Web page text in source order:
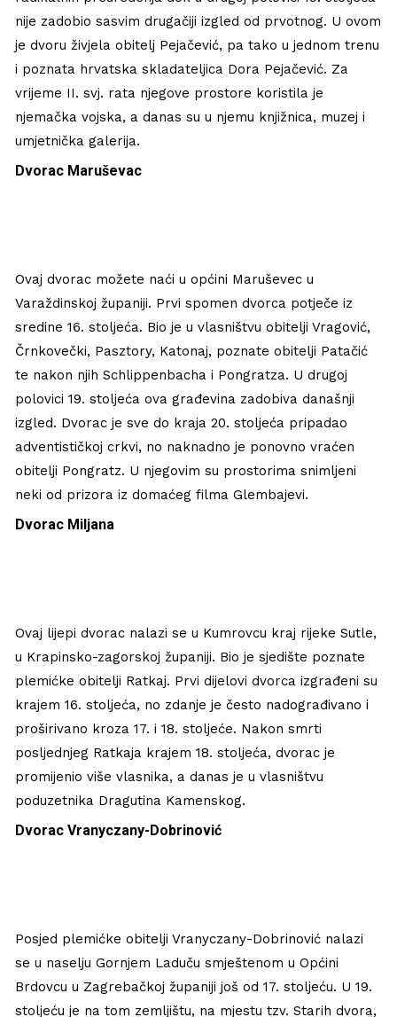
nije zadobio sasvim drugačiji izgled od prvotnog. U ovom
je dvoru živjela obitelj Pejačević, pa tako u jednom trenu
i poznata hrvatska skladateljica Dora Pejačević. Za
vrijeme II. svj. rata njegove prostore koristila je
njemačka vojska, a danas su u njemu knjižnica, muzej i
umjetnička galerija.
Dvorac Maruševac
Ovaj dvorac možete naći u općini Maruševec u
Varaždinskoj županiji. Prvi spomen dvorca potječe iz
sredine 16. stoljeća. Bio je u vlasništvu obitelji Vragović,
Črnkovečki, Pasztory, Katonaj, poznate obitelji Patačić
te nakon njih Schlippenbacha i Pongratza. U drugoj
polovici 19. stoljeća ova građevina zadobiva današnji
izgled. Dvorac je sve do kraja 20. stoljeća pripadao
adventističkoj crkvi, no naknadno je ponovno vraćen
obitelji Pongratz. U njegovim su prostorima snimljeni
neki od prizora iz domaćeg filma Glembajevi.
Dvorac Miljana
Ovaj lijepi dvorac nalazi se u Kumrovcu kraj rijeke Sutle,
u Krapinsko-zagorskoj županiji. Bio je sjedište poznate
plemićke obitelji Ratkaj. Prvi dijelovi dvorca izgrađeni su
krajem 16. stoljeća, no zdanje je često nadograđivano i
proširivano kroza 17. i 18. stoljeće. Nakon smrti
posljednjeg Ratkaja krajem 18. stoljeća, dvorac je
promijenio više vlasnika, a danas je u vlasništvu
poduzetnika Dragutina Kamenskog.
Dvorac Vranyczany-Dobrinović
Posjed plemićke obitelji Vranyczany-Dobrinović nalazi
se u naselju Gornjem Laduču smještenom u Općini
Brdovcu u Zagrebačkoj županiji još od 17. stoljeću. U 19.
stoljeću je na tom zemljištu, na mjestu tzv. Starih dvora,